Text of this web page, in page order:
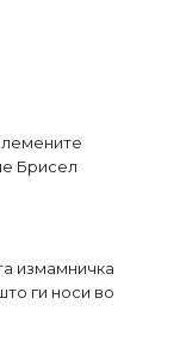
Брисел
измамничка
ги носи во